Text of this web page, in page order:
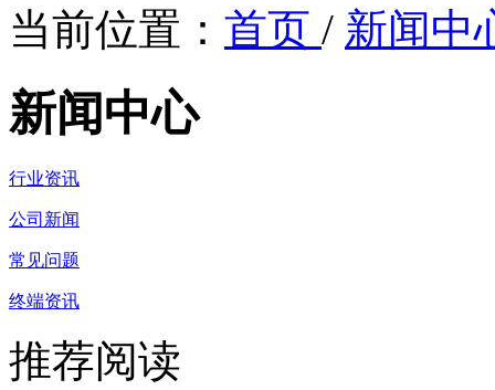
当前位置： 首页 / 新闻中
新闻中心
行业资讯
公司新闻
常见问题
终端资讯
推荐阅读